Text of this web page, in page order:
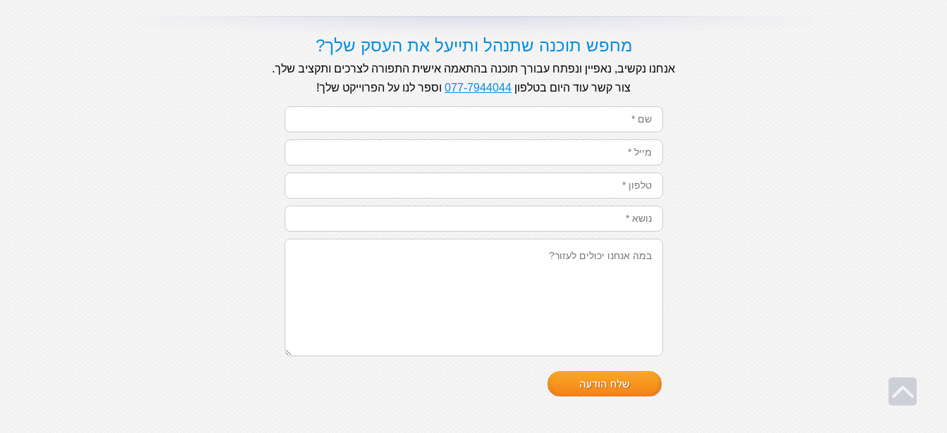
מחפש תוכנה שתנהל ותייעל את העסק שלך?
אנחנו נקשיב, נאפיין ונפתח עבורך תוכנה בהתאמה אישית התפורה לצרכים ותקציב שלך.
צור קשר עוד היום בטלפון 077-7944044 וספר לנו על הפרוייקט שלך!